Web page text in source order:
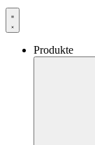
Produkte